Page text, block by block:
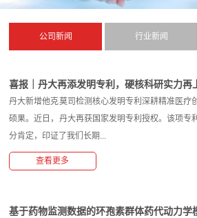
公司新闻 行业新闻
喜报｜丹大再添发明专利，硬核科研实力再
丹大新增他克莫司检测核心发明专利深耕精准医疗
硕果。近日，丹大再获国家发明专利授权。该项专
分肯定，印证了我们长期...
查看更多
基于药物监测数据的环孢素群体药代动力学